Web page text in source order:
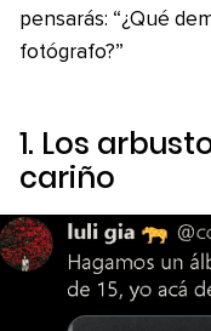
pensarás: “¿Qué
fotógrafo?”
1. Los
cariño